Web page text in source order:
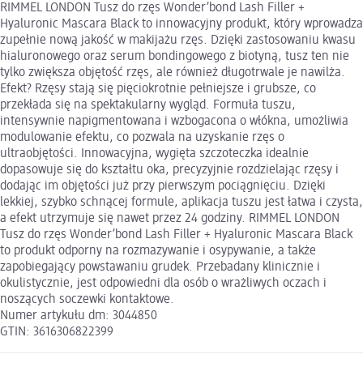
RIMMEL LONDON Tusz do rzęs Wonder’bond Lash Filler +
Hyaluronic Mascara Black to innowacyjny produkt, który wprowadza
zupełnie nową jakość w makijażu rzęs. Dzięki zastosowaniu kwasu
hialuronowego oraz serum bondingowego z biotyną, tusz ten nie
tylko zwiększa objętość rzęs, ale również długotrwale je nawilża.
Efekt? Rzęsy stają się pięciokrotnie pełniejsze i grubsze, co
przekłada się na spektakularny wygląd. Formuła tuszu,
intensywnie napigmentowana i wzbogacona o włókna, umożliwia
modulowanie efektu, co pozwala na uzyskanie rzęs o
ultraobjętości. Innowacyjna, wygięta szczoteczka idealnie
dopasowuje się do kształtu oka, precyzyjnie rozdzielając rzęsy i
dodając im objętości już przy pierwszym pociągnięciu. Dzięki
lekkiej, szybko schnącej formule, aplikacja tuszu jest łatwa i czysta,
a efekt utrzymuje się nawet przez 24 godziny. RIMMEL LONDON
Tusz do rzęs Wonder’bond Lash Filler + Hyaluronic Mascara Black
to produkt odporny na rozmazywanie i osypywanie, a także
zapobiegający powstawaniu grudek. Przebadany klinicznie i
okulistycznie, jest odpowiedni dla osób o wrażliwych oczach i
noszących soczewki kontaktowe.
Numer artykułu dm: 3044850
GTIN: 3616306822399